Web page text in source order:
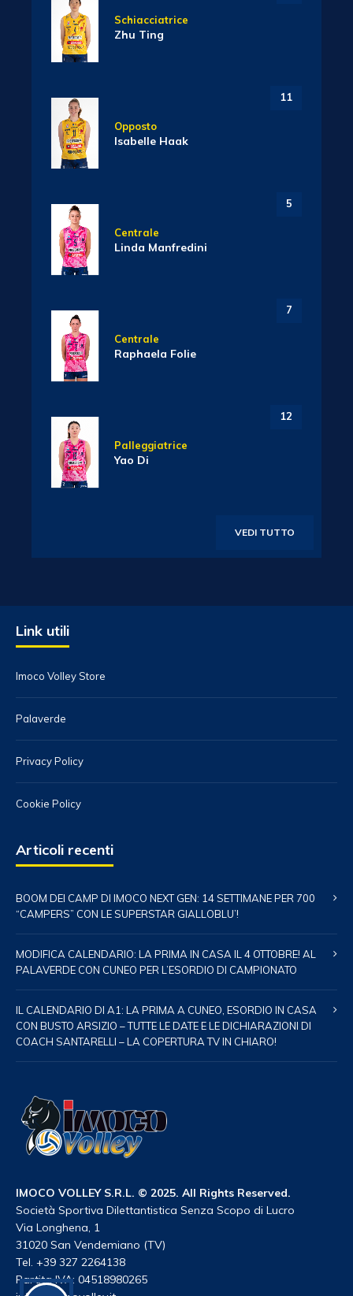
Schiacciatrice
Zhu Ting
11
Opposto
Isabelle Haak
5
Centrale
Linda Manfredini
7
Centrale
Raphaela Folie
12
Palleggiatrice
Yao Di
VEDI TUTTO
Link utili
Imoco Volley Store
Palaverde
Privacy Policy
Cookie Policy
Articoli recenti
BOOM DEI CAMP DI IMOCO NEXT GEN: 14 SETTIMANE PER 700
“CAMPERS” CON LE SUPERSTAR GIALLOBLU’!
MODIFICA CALENDARIO: LA PRIMA IN CASA IL 4 OTTOBRE! AL
PALAVERDE CON CUNEO PER L’ESORDIO DI CAMPIONATO
IL CALENDARIO DI A1: LA PRIMA A CUNEO, ESORDIO IN CASA
CON BUSTO ARSIZIO – TUTTE LE DATE E LE DICHIARAZIONI DI
COACH SANTARELLI – LA COPERTURA TV IN CHIARO!
IMOCO VOLLEY S.R.L. © 2025. All Rights Reserved.
Società Sportiva Dilettantistica Senza Scopo di Lucro
Via Longhena, 1
31020 San Vendemiano (TV)
Tel. +39 327 2264138
Partita IVA: 04518980265